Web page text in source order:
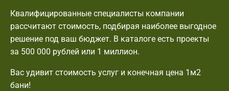
Квалифицированные специалисты компании
рассчитают стоимость, подбирая наиболее выгодное
решение под ваш бюджет. В каталоге есть проекты
за 500 000 рублей или 1 миллион.
Вас удивит стоимость услуг и конечная цена 1м2
бани!